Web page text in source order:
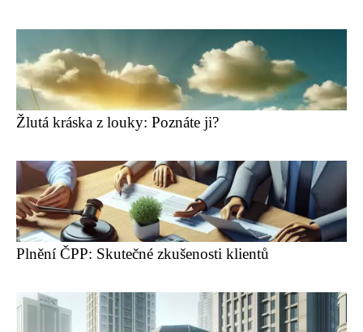
Žlutá kráska z louky: Poznáte ji?
Plnění ČPP: Skutečné zkušenosti klientů